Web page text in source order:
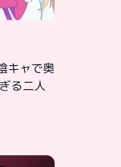
キャで奥
る二人